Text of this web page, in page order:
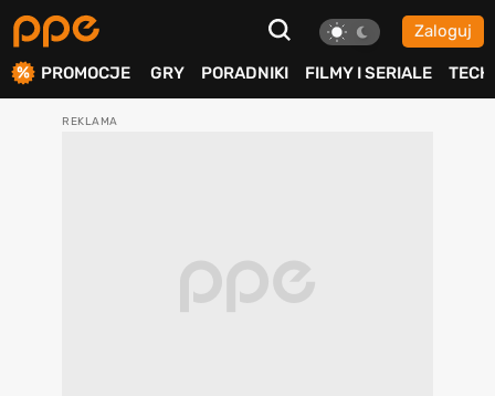
Zaloguj
PROMOCJE GRY PORADNIKI FILMY I SERIALE TECH